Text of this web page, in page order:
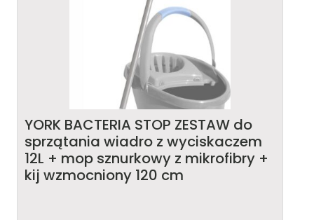
YORK BACTERIA STOP ZESTAW do
sprzątania wiadro z wyciskaczem
12L + mop sznurkowy z mikrofibry +
kij wzmocniony 120 cm